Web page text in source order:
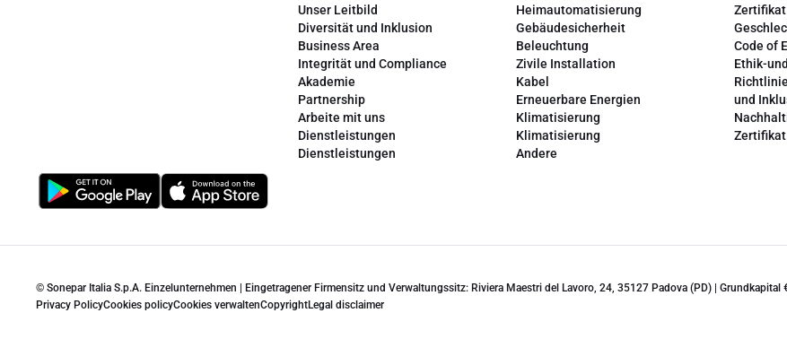
Unser Leitbild
Diversität und Inklusion
Business Area
Integrität und Compliance
Akademie
Partnership
Arbeite mit uns
Dienstleistungen
Dienstleistungen
Heimautomatisierung
Gebäudesicherheit
Beleuchtung
Zivile Installation
Kabel
Erneuerbare Energien
Klimatisierung
Klimatisierung
Andere
Code of
Ethik-
und
Zertifikat
© Sonepar Italia S.p.A. Einzelunternehmen | Eingetragener Firmensitz und Verwaltungssitz: Riviera Maestri del Lavoro, 24, 35127 Padova (PD) |
Privacy PolicyCookies policyCookies verwaltenCopyrightLegal disclaimer